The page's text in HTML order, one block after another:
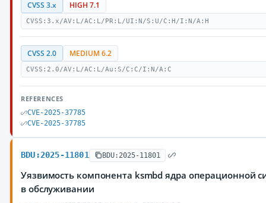
CVSS 3.x HIGH 7.1
CVSS:3.x/AV:L/AC:L/PR:L/UI:N/S:U/C:H/I:N/A:H
CVSS 2.0 MEDIUM 6.2
CVSS:2.0/AV:L/AC:L/Au:S/C:C/I:N/A:C
REFERENCES
CVE-2025-37785
CVE-2025-37785
BDU:2025-11801 BDU:2025-11801
Уязвимость компонента ksmbd ядра операционной
в обслуживании